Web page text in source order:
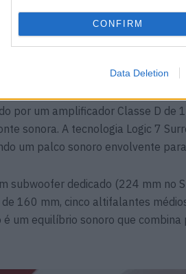
CONFIRM
Data Deletion
destaque vai para o sistema de
para transformar o interior
por um amplificador Classe D de
sonora. A tecnologia Logic 7
um palco sonoro envolvente
subwoofer dedicado (224 mm no
160 mm, cinco altifalantes
um equilíbrio sonoro que